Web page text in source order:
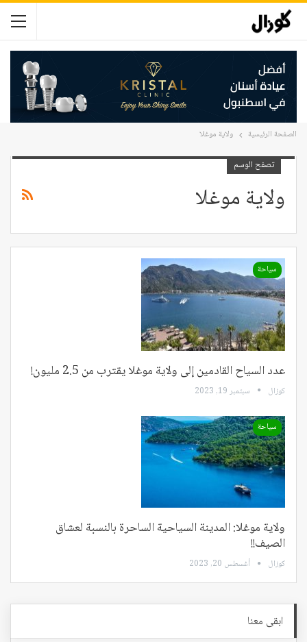
الصفحة الرئيسية ولاية موغلا
تصفح الوسم
ولاية موغلا
سياحة
عدد السياح القادمين إلى ولاية موغلا يقترب من 2.5 مليون!
كوزال سبتمبر 19, 2023
سياحة
ولاية موغلا: المدينة السياحية الساحرة بالنسبة لعشاق
الصيف!!
كوزال أغسطس 20, 2023
ابقى معنا